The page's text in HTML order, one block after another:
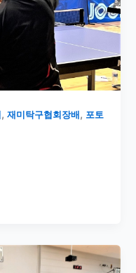
,재미탁구협회장배 , 포토